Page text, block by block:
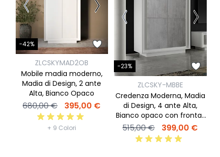
-42%
ZLCSKYMAD2OB
Mobile madia moderno,
Madia di Design, 2 ante
Alta, Bianco Opaco
680,00 € 395,00 €
+ 9 Colori
-23%
ZLCSKY-MBBE
Credenza Moderna, Madia
di Design, 4 ante Alta,
Bianco opaco con frontali
Beton
515,00 € 399,00 €